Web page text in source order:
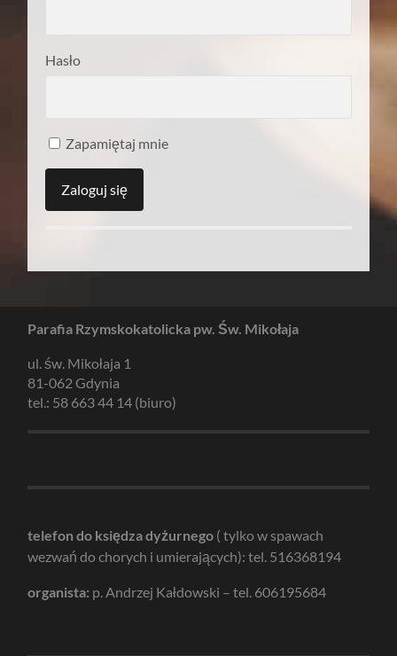
Hasło
Zapamiętaj mnie
Parafia Rzymskokatolicka pw. Św. Mikołaja
ul. św. Mikołaja 1
81-062 Gdynia
tel.: 58 663 44 14 (biuro)
telefon do księdza dyżurnego ( tylko w spawach
wezwań do chorych i umierających): tel. 516368194
organista: p. Andrzej Kałdowski – tel. 606195684